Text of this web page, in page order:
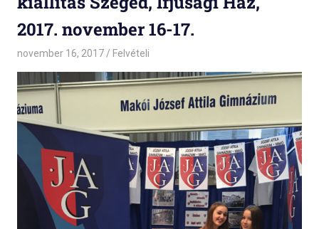
2017. november 16-17.
november 16, 2017 admin
Felvételi